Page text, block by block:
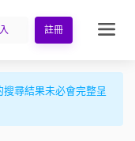
註冊
尋結果未必會完整呈